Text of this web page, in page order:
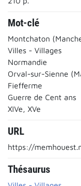
Mot-clé
Montchaton
Villes - Villages
Normandie
Orval-sur-Sienne
Fiefferme
Guerre de Cent ans
XIVe, XVe
URL
https://
Thésaurus